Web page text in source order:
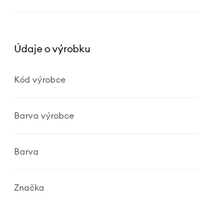
Údaje o výrobku
Kód výrobce
Barva výrobce
Barva
Značka